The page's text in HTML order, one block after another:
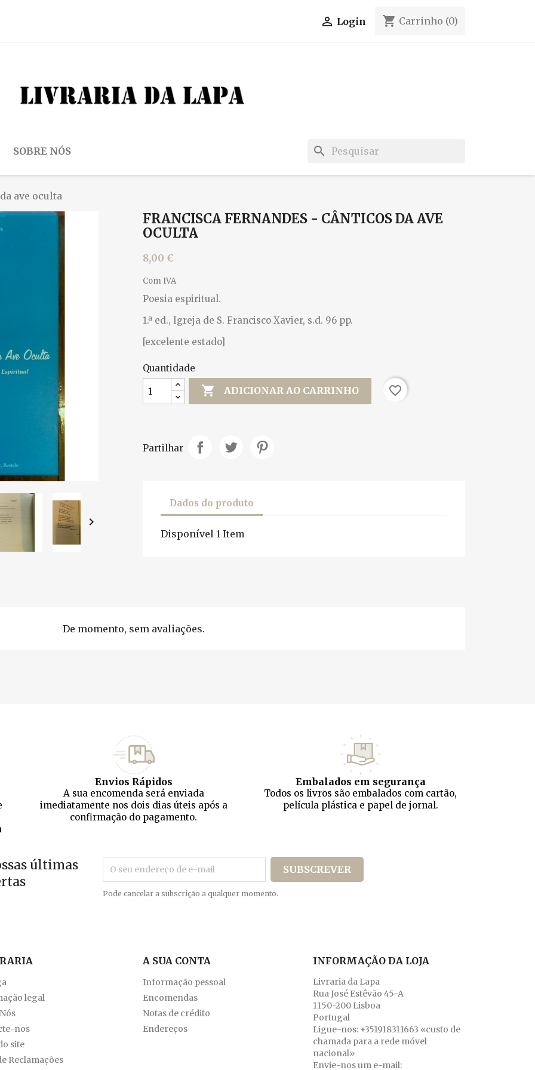
 Login shopping_cart Carrinho (0)
SOBRE NÓS search
ave oculta

FRANCISCA FERNANDES - CÂNTICOS DA AVE
OCULTA
8,00 €
Com IVA
Poesia espiritual.
1.ª ed., Igreja de S. Francisco Xavier, s.d. 96 pp.
[excelente estado]
Quantidade
 ADICIONAR AO CARRINHO favorite_border
Partilhar
Dados do produto
Disponível 1 Item
De momento, sem avaliações.
Envios Rápidos
A sua encomenda será enviada
imediatamente nos dois dias úteis após a
confirmação do pagamento.
Embalados em segurança
Todos os livros são embalados com cartão,
película plástica e papel de jornal.
últimas
Pode cancelar a subscrição a qualquer momento.
legal
nos
site
Reclamações
A SUA CONTA
Informação pessoal
Encomendas
Notas de crédito
Endereços
INFORMAÇÃO DA LOJA
Livraria da Lapa
Rua José Estêvão 45-A
1150-200 Lisboa
Portugal
Ligue-nos: +351918311663 «custo de
chamada para a rede móvel
nacional»
Envie-nos um e-mail: